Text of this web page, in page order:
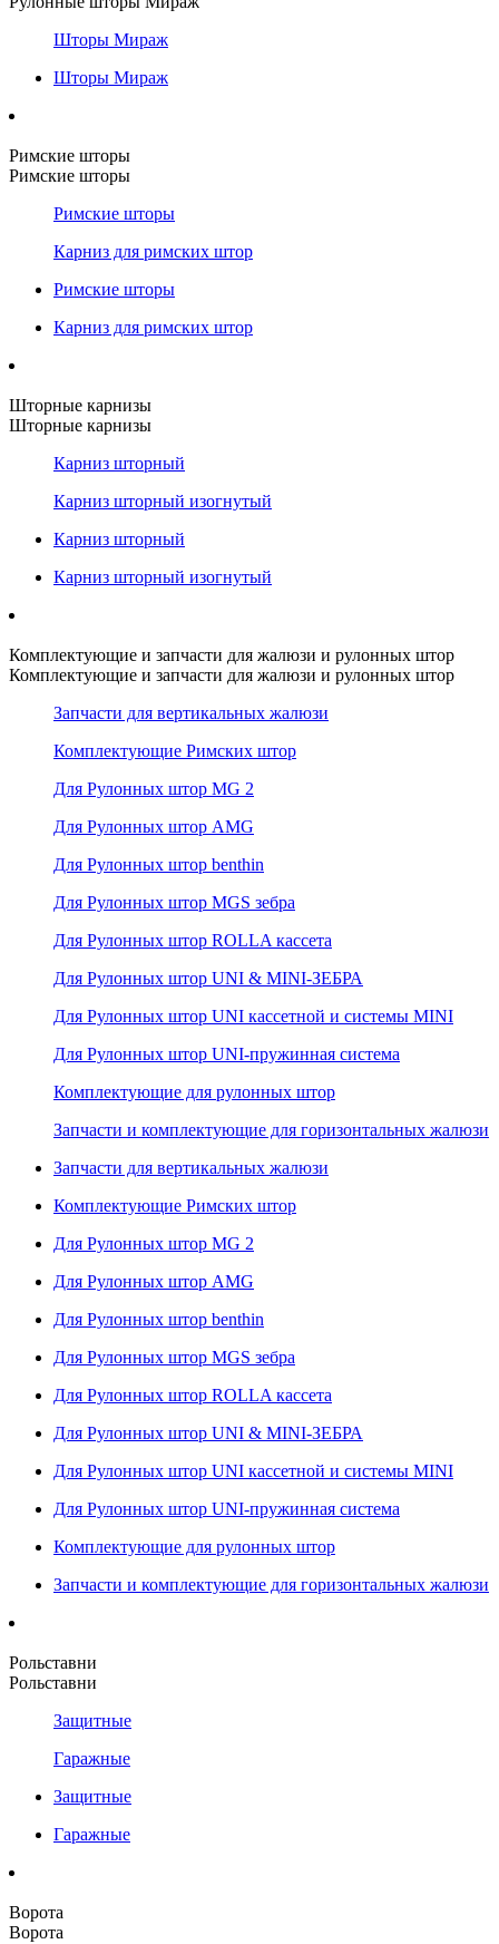
Шторы Мираж
Шторы Мираж
Римские шторы
Римские шторы
Римские шторы
Карниз для римских штор
Римские шторы
Карниз для римских штор
Шторные карнизы
Шторные карнизы
Карниз шторный
Карниз шторный изогнутый
Карниз шторный
Карниз шторный изогнутый
Комплектующие и запчасти для жалюзи и рулонных штор
Комплектующие и запчасти для жалюзи и рулонных штор
Запчасти для вертикальных жалюзи
Комплектующие Римских штор
Для Рулонных штор MG 2
Для Рулонных штор AMG
Для Рулонных штор benthin
Для Рулонных штор MGS зебра
Для Рулонных штор ROLLA кассета
Для Рулонных штор UNI & MINI-ЗЕБРА
Для Рулонных штор UNI кассетной и системы MINI
Для Рулонных штор UNI-пружинная система
Комплектующие для рулонных штор
Запчасти и комплектующие для горизонтальных жалюзи
Запчасти для вертикальных жалюзи
Комплектующие Римских штор
Для Рулонных штор MG 2
Для Рулонных штор AMG
Для Рулонных штор benthin
Для Рулонных штор MGS зебра
Для Рулонных штор ROLLA кассета
Для Рулонных штор UNI & MINI-ЗЕБРА
Для Рулонных штор UNI кассетной и системы MINI
Для Рулонных штор UNI-пружинная система
Комплектующие для рулонных штор
Запчасти и комплектующие для горизонтальных жалюзи
Рольставни
Рольставни
Защитные
Гаражные
Защитные
Гаражные
Ворота
Ворота